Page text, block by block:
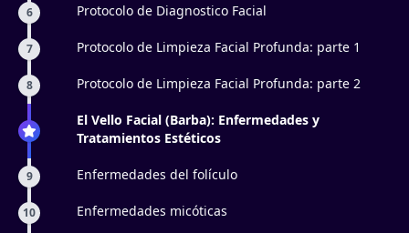
6 Protocolo de Diagnostico Facial
7 Protocolo de Limpieza Facial Profunda: parte 1
8 Protocolo de Limpieza Facial Profunda: parte 2
El Vello Facial (Barba): Enfermedades y
Tratamientos Estéticos
9 Enfermedades del folículo
10 Enfermedades micóticas